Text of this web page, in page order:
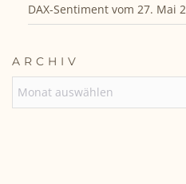
DAX-Sentiment vom 27. Mai
ARCHIV